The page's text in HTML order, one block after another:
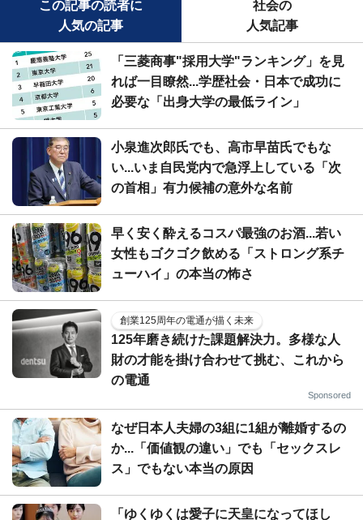
この記事の読者に
人気の記事
社会の
人気記事
「三菱商事"採用大学"ランキング」を見
れば一目瞭然...学歴社会・日本で成功に
必要な「出身大学の最低ライン」
小泉進次郎氏でも、高市早苗氏でもな
い...いま自民党内で急浮上している「次
の首相」有力候補の意外な名前
早く安く酔えるコスパ最強のお酒...若い
女性もゴクゴク飲める「ストロング系チ
ューハイ」の本当の怖さ
創業125周年の電通が描く未来
125年磨き続けた課題解決力。多様な人
財の才能を掛け合わせて挑む、これから
の電通
Sponsored
なぜ日本人夫婦の3組に1組が離婚するの
か...「価値観の違い」でも「セックスレ
ス」でもない本当の原因
「ゆくゆくは愛子に天皇になってほし